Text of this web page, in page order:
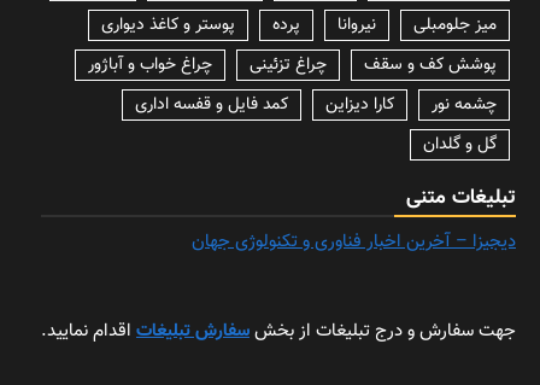
میز جلومبلی
نیروانا پرده
پوستر و کاغذ دیواری
پوشش کف و سقف
چراغ تزئینی
چراغ خواب و آباژور
چشمه نور
کارا دیزاین
کمد فایل و قفسه اداری
گل و گلدان
تبلیغات متنی
دیجیزا – آخرین اخبار فناوری و تکنولوژی جهان
جهت سفارش و درج تبلیغات از بخشسفارش تبلیغات اقدام نمایید.